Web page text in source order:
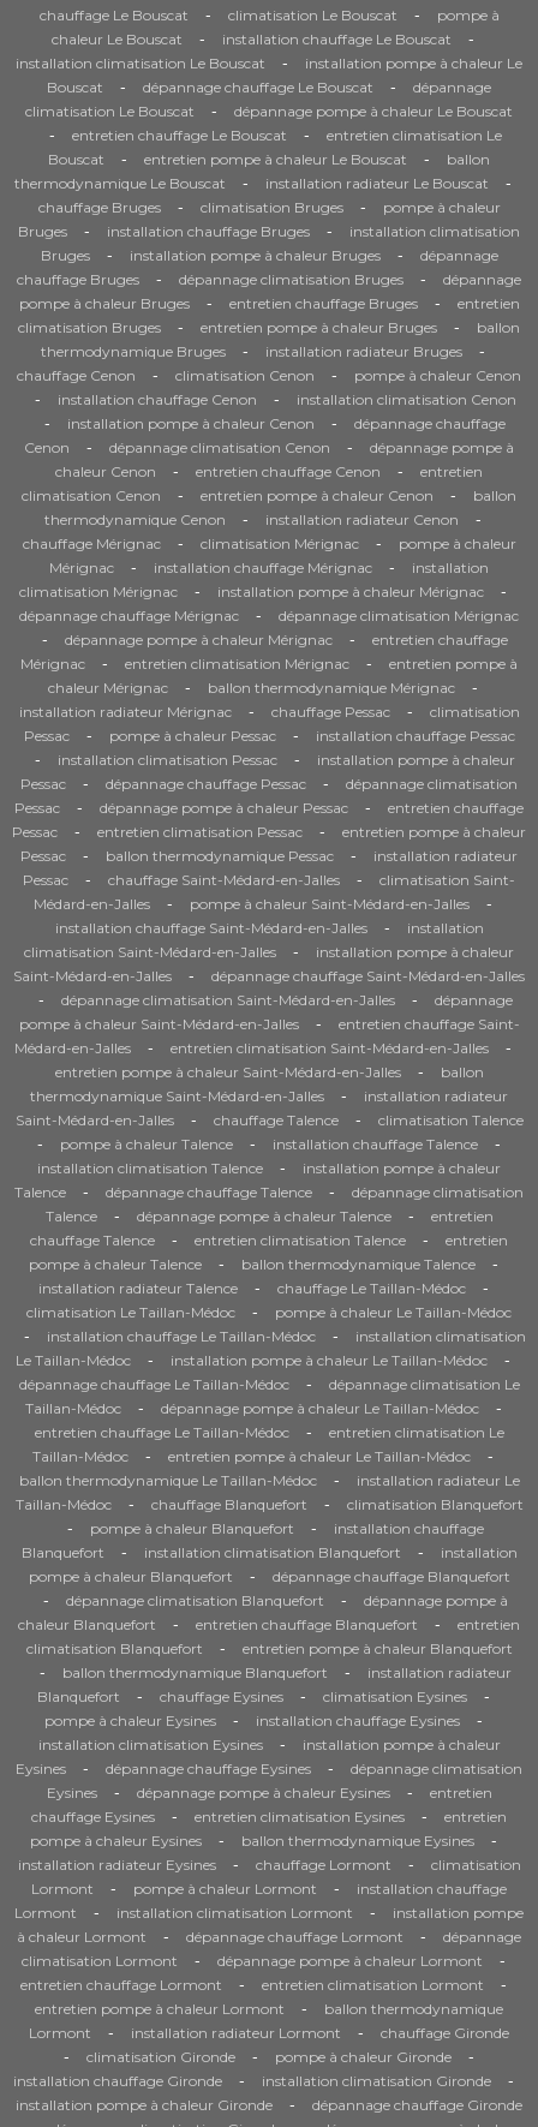
chauffage Le Bouscat - climatisation Le Bouscat -
pompe à
chaleur Le Bouscat
- installation chauffage Le Bouscat -
installation climatisation Le Bouscat -
installation pompe à chaleur Le
Bouscat
- dépannage chauffage Le Bouscat -
dépannage
climatisation Le Bouscat
- dépannage pompe à chaleur Le Bouscat
- entretien chauffage Le Bouscat -
entretien climatisation Le
Bouscat
- entretien pompe à chaleur Le Bouscat -
ballon
thermodynamique Le Bouscat
- installation radiateur Le Bouscat -
chauffage Bruges - climatisation Bruges -
pompe à chaleur
Bruges
- installation chauffage Bruges -
installation climatisation
Bruges
- installation pompe à chaleur Bruges -
dépannage
chauffage Bruges
- dépannage climatisation Bruges -
dépannage
pompe à chaleur Bruges
- entretien chauffage Bruges -
entretien
climatisation Bruges
- entretien pompe à chaleur Bruges -
ballon
thermodynamique Bruges
- installation radiateur Bruges -
chauffage Cenon - climatisation Cenon - pompe à chaleur Cenon
- installation chauffage Cenon - installation climatisation Cenon
- installation pompe à chaleur Cenon -
dépannage chauffage
Cenon
- dépannage climatisation Cenon -
dépannage pompe à
chaleur Cenon
- entretien chauffage Cenon -
entretien
climatisation Cenon
- entretien pompe à chaleur Cenon -
ballon
thermodynamique Cenon
- installation radiateur Cenon -
chauffage Mérignac - climatisation Mérignac -
pompe à chaleur
Mérignac
- installation chauffage Mérignac -
installation
climatisation Mérignac
- installation pompe à chaleur Mérignac -
dépannage chauffage Mérignac - dépannage climatisation Mérignac
- dépannage pompe à chaleur Mérignac -
entretien chauffage
Mérignac
- entretien climatisation Mérignac -
entretien pompe à
chaleur Mérignac
- ballon thermodynamique Mérignac -
installation radiateur Mérignac - chauffage Pessac -
climatisation
Pessac
- pompe à chaleur Pessac - installation chauffage Pessac
- installation climatisation Pessac -
installation pompe à chaleur
Pessac
- dépannage chauffage Pessac -
dépannage climatisation
Pessac
- dépannage pompe à chaleur Pessac -
entretien chauffage
Pessac
- entretien climatisation Pessac -
entretien pompe à chaleur
Pessac
- ballon thermodynamique Pessac -
installation radiateur
Pessac
- chauffage Saint-Médard-en-Jalles -
climatisation Saint-
Médard-en-Jalles
- pompe à chaleur Saint-Médard-en-Jalles -
installation chauffage Saint-Médard-en-Jalles -
installation
climatisation Saint-Médard-en-Jalles
-
installation pompe à chaleur
Saint-Médard-en-Jalles
- dépannage chauffage Saint-Médard-en-Jalles
- dépannage climatisation Saint-Médard-en-Jalles -
dépannage
pompe à chaleur Saint-Médard-en-Jalles
-
entretien chauffage Saint-
Médard-en-Jalles
- entretien climatisation Saint-Médard-en-Jalles -
entretien pompe à chaleur Saint-Médard-en-Jalles -
ballon
thermodynamique Saint-Médard-en-Jalles
-
installation radiateur
Saint-Médard-en-Jalles
- chauffage Talence - climatisation Talence
- pompe à chaleur Talence - installation chauffage Talence -
installation climatisation Talence -
installation pompe à chaleur
Talence
- dépannage chauffage Talence -
dépannage climatisation
Talence
- dépannage pompe à chaleur Talence -
entretien
chauffage Talence
- entretien climatisation Talence -
entretien
pompe à chaleur Talence
- ballon thermodynamique Talence -
installation radiateur Talence - chauffage Le Taillan-Médoc -
climatisation Le Taillan-Médoc - pompe à chaleur Le Taillan-Médoc
- installation chauffage Le Taillan-Médoc -
installation climatisation
Le Taillan-Médoc
- installation pompe à chaleur Le Taillan-Médoc -
dépannage chauffage Le Taillan-Médoc -
dépannage climatisation Le
Taillan-Médoc
- dépannage pompe à chaleur Le Taillan-Médoc -
entretien chauffage Le Taillan-Médoc -
entretien climatisation Le
Taillan-Médoc
- entretien pompe à chaleur Le Taillan-Médoc -
ballon thermodynamique Le Taillan-Médoc -
installation radiateur Le
Taillan-Médoc
- chauffage Blanquefort - climatisation Blanquefort
- pompe à chaleur Blanquefort -
installation chauffage
Blanquefort
- installation climatisation Blanquefort -
installation
pompe à chaleur Blanquefort
- dépannage chauffage Blanquefort
- dépannage climatisation Blanquefort -
dépannage pompe à
chaleur Blanquefort
- entretien chauffage Blanquefort -
entretien
climatisation Blanquefort
- entretien pompe à chaleur Blanquefort
- ballon thermodynamique Blanquefort -
installation radiateur
Blanquefort
- chauffage Eysines - climatisation Eysines -
pompe à chaleur Eysines - installation chauffage Eysines -
installation climatisation Eysines -
installation pompe à chaleur
Eysines
- dépannage chauffage Eysines -
dépannage climatisation
Eysines
- dépannage pompe à chaleur Eysines -
entretien
chauffage Eysines
- entretien climatisation Eysines -
entretien
pompe à chaleur Eysines
- ballon thermodynamique Eysines -
installation radiateur Eysines - chauffage Lormont -
climatisation
Lormont
- pompe à chaleur Lormont -
installation chauffage
Lormont
- installation climatisation Lormont -
installation pompe
à chaleur Lormont
- dépannage chauffage Lormont -
dépannage
climatisation Lormont
- dépannage pompe à chaleur Lormont -
entretien chauffage Lormont - entretien climatisation Lormont -
entretien pompe à chaleur Lormont -
ballon thermodynamique
Lormont
- installation radiateur Lormont - chauffage Gironde
- climatisation Gironde - pompe à chaleur Gironde -
installation chauffage Gironde - installation climatisation Gironde -
installation pompe à chaleur Gironde - dépannage chauffage Gironde